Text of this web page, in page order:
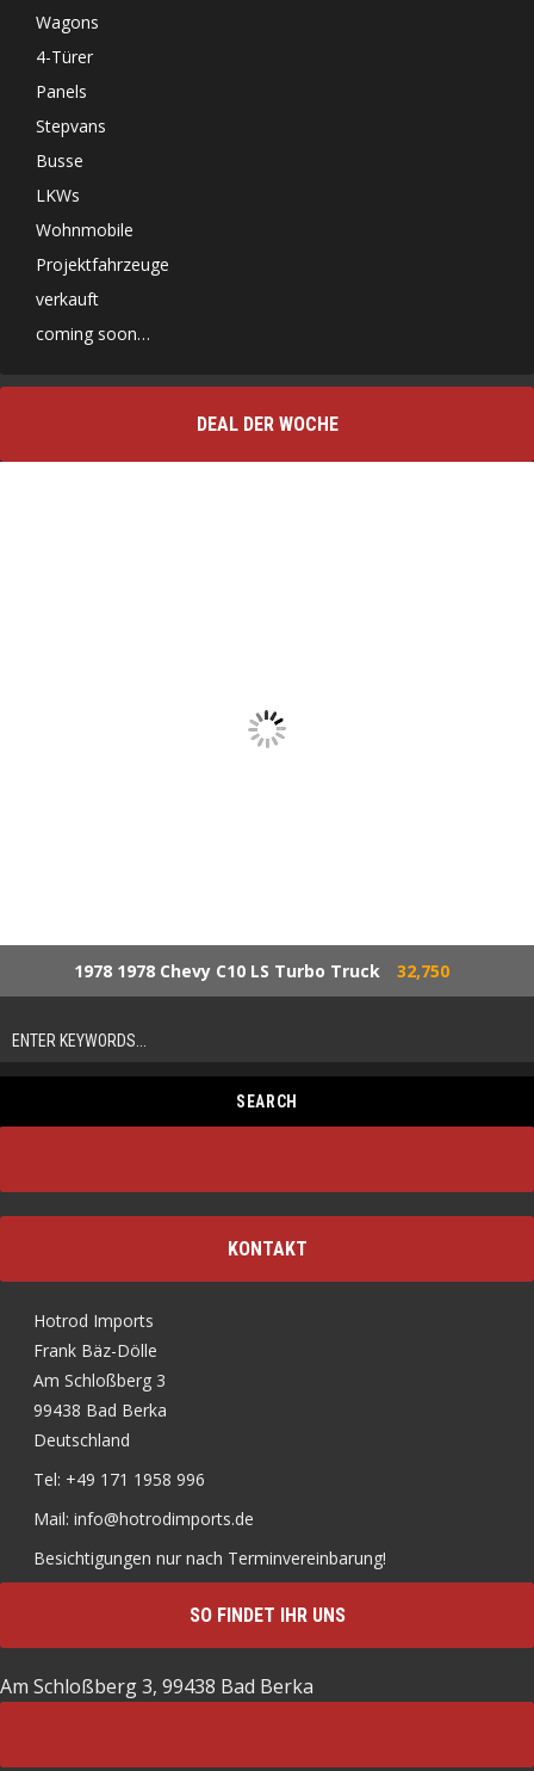
Wagons
4-Türer
Panels
Stepvans
Busse
LKWs
Wohnmobile
Projektfahrzeuge
verkauft
coming soon…
DEAL DER WOCHE
1978 1978 Chevy C10 LS Turbo Truck 32,750
KONTAKT
Hotrod Imports
Frank Bäz-Dölle
Am Schloßberg 3
99438 Bad Berka
Deutschland
Tel: +49 171 1958 996
Mail: info@hotrodimports.de
Besichtigungen nur nach Terminvereinbarung!
SO FINDET IHR UNS
Am Schloßberg 3, 99438 Bad Berka